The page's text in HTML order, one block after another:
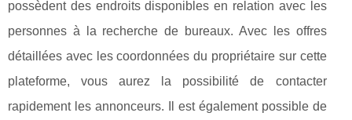
possèdent des endroits disponibles en relation avec les
personnes à la recherche de bureaux. Avec les offres
détaillées avec les coordonnées du propriétaire sur cette
plateforme, vous aurez la possibilité de contacter
rapidement les annonceurs. Il est également possible de